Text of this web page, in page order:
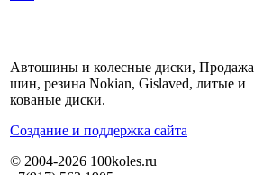
Автошины и колесные диски, Продажа
шин, резина Nokian, Gislaved, литые и
кованые диски.
Cоздание и поддержка сайта
© 2004-2026 100koles.ru